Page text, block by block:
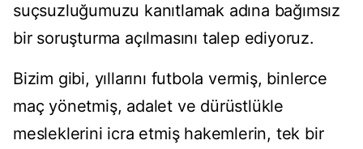
suçsuzluğumuzu kanıtlamak adına bağımsız
bir soruşturma açılmasını talep ediyoruz.
Bizim gibi, yıllarını futbola vermiş, binlerce
maç yönetmiş, adalet ve dürüstlükle
mesleklerini icra etmiş hakemlerin, tek bir